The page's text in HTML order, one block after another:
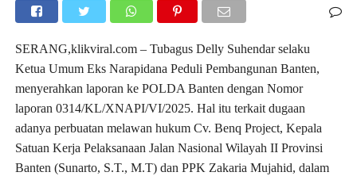
SERANG,klikviral.com – Tubagus Delly Suhendar selaku
Ketua Umum Eks Narapidana Peduli Pembangunan Banten,
menyerahkan laporan ke POLDA Banten dengan Nomor
laporan 0314/KL/XNAPI/VI/2025. Hal itu terkait dugaan
adanya perbuatan melawan hukum Cv. Benq Project, Kepala
Satuan Kerja Pelaksanaan Jalan Nasional Wilayah II Provinsi
Banten (Sunarto, S.T., M.T) dan PPK Zakaria Mujahid, dalam